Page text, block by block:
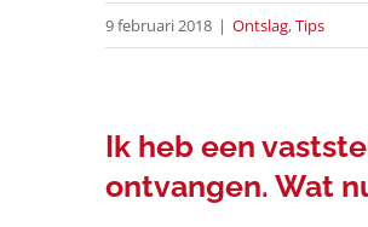
9 februari 2018 | Ontslag,Tips
Ik heb een
ontvangen. Wat